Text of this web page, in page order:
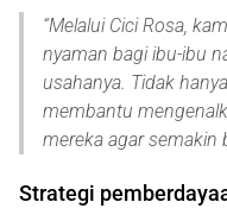
“Melalui Cici Rosa,
nyaman bagi ibu-ibu
usahanya. Tidak
membantu
mereka agar semakin
Strategi